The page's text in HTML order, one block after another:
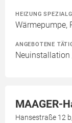
HEIZUNG
Wärmepumpe,
ANGEBOTENE
Neuinstallation
MAAGER-
Hansestraße 12